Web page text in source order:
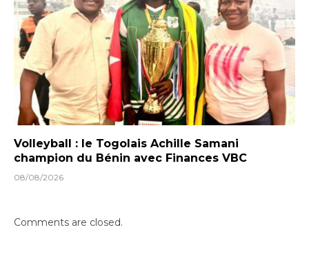
Volleyball : le Togolais Achille Samani
champion du Bénin avec Finances VBC
08/08/2026
Comments are closed.